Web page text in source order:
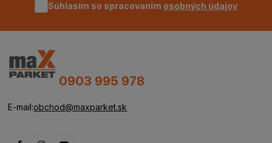
Súhlasím so spracovaním osobných údajov
0903 995 978
E-mail:obchod@maxparket.sk